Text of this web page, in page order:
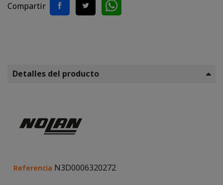
Compartir
Detalles del producto
Referencia N3D0006320272